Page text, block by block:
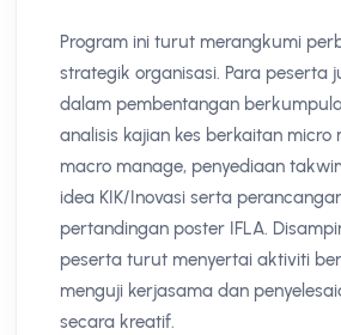
Program ini turut merangkumi
strategik organisasi. Para peserta
dalam pembentangan
analisis kajian kes berkaitan micro
macro manage, penyediaan
idea KIK/Inovasi serta
pertandingan poster IFLA.
peserta turut menyertai aktiviti
menguji kerjasama dan
secara kreatif.